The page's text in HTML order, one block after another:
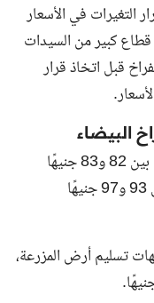
التغيرات في الأسعار
كبير من السيدات
قبل اتخاذ قرار
البيضاء
بلغ سعر الفراخ البيضاء اليوم في المزارع ما بين 82 و83 جنيهًا
للكيلو، بينما يتراوح سعرها في المحلات بين 93 و97 جنيهًا
الفراخ البلدي نحو 105 جنيهات تسليم أرض المزرعة،